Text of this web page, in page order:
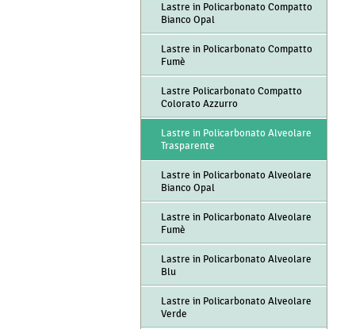
Lastre in Policarbonato Compatto
Bianco Opal
Lastre in Policarbonato Compatto
Fumè
Lastre Policarbonato Compatto
Colorato Azzurro
Lastre in Policarbonato Alveolare
Trasparente
Lastre in Policarbonato Alveolare
Bianco Opal
Lastre in Policarbonato Alveolare
Fumè
Lastre in Policarbonato Alveolare
Blu
Lastre in Policarbonato Alveolare
Verde